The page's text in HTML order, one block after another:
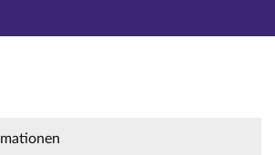
Hauptnavigation
5 -